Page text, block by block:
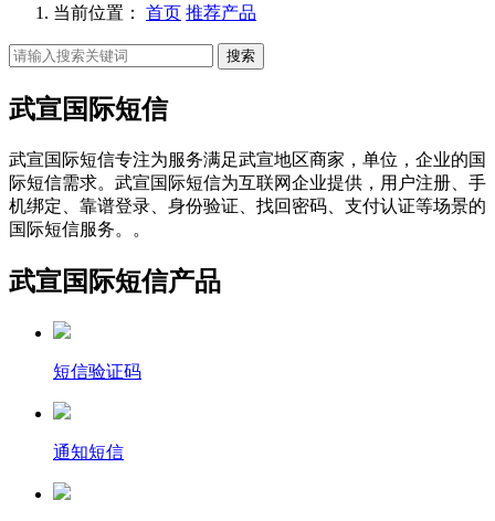
当前位置： 首页 推荐产品
搜索
武宣国际短信
武宣国际短信专注为服务满足武宣地区商家，单位，企业的国
际短信需求。武宣国际短信为互联网企业提供，用户注册、手
机绑定、靠谱登录、身份验证、找回密码、支付认证等场景的
国际短信服务。。
武宣国际短信产品
短信验证码
通知短信